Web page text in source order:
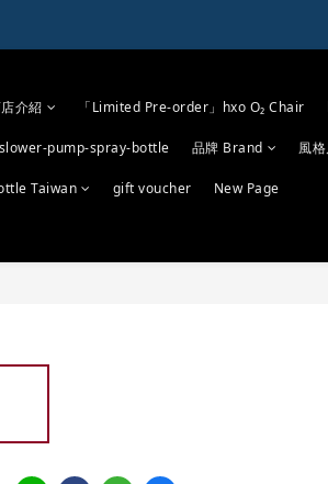
介紹 「Limited Pre-order」hxo O₂ Chair
slower-pump-spray-bottle 品牌 Brand 風
Taiwan gift voucher New Page